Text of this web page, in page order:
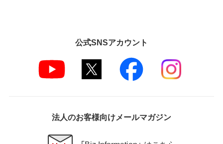
公式SNSアカウント
法人のお客様向けメールマガジン